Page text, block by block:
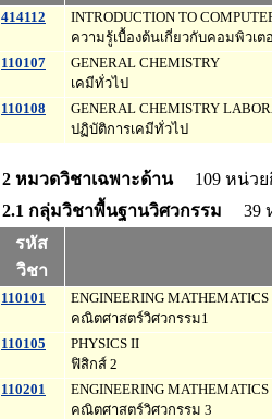
414112
INTRODUCTION TO
ความรู้เบื้องต้นเกี่ยวกับคอมพิวเต
110107
GENERAL CHEMISTRY
เคมีทั่วไป
110108
GENERAL CHEMISTRY
ปฏิบัติการเคมีทั่วไป
2 หมวดวิชาเฉพาะด้าน
109 หน่วย
2.1 กลุ่มวิชาพื้นฐานวิศวกรรม
39
รหัส
วิชา
110101
ENGINEERING MATHEMATICS
คณิตศาสตร์วิศวกรรม1
110105
PHYSICS II
ฟิสิกส์ 2
110201
ENGINEERING
คณิตศาสตร์วิศวกรรม 3